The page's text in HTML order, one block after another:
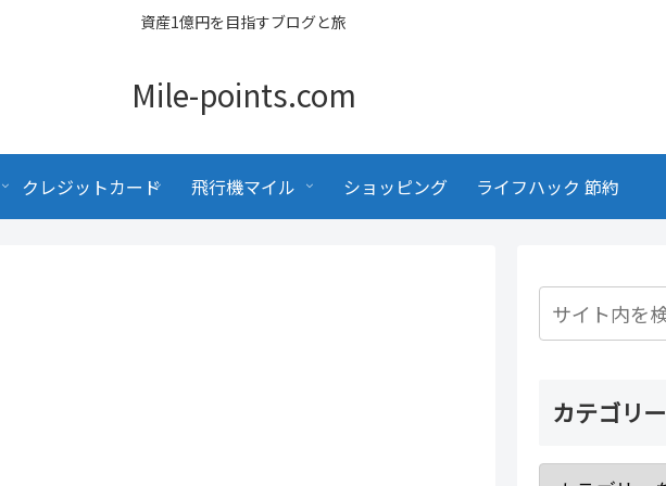
資産1億円を目指すブログと旅
Mile-points.com
クレジットカード 飛行機マイル ショッピング ライフハック 節約
カテゴリー